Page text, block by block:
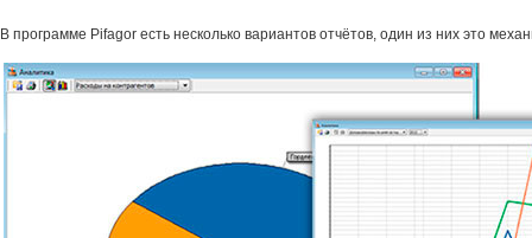
В программе Pifagor есть несколько вариантов отчётов, один из них это